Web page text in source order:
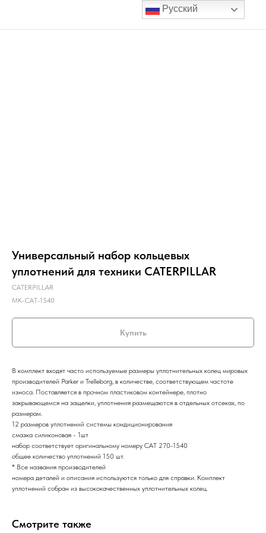
Русский
Универсальный набор кольцевых
уплотнений для техники CATERPILLAR
CATERPILLAR
MK-CAT-1540
Купить
В комплект входят часто используемые размеры уплотнительных колец мировых
производителей Parker и Trelleborg, в количестве, соответствующем частоте
износа. Поставляется в прочном пластиковом контейнере, плотно
закрывающемся на защелки, уплотнения размещаются в отдельных отсеках, по
размерам.
12 размеров уплотнений системы кондиционирования
смазка силиконовая - 1шт
набор соответствует оригинальному номеру CAT 270-1540
общее количество уплотнений 150 шт.
* Все названия производителей
номера деталей и описания используются только для справки. Комплект
уплотнений собран из высококачественных уплотнительных колец.
Смотрите также